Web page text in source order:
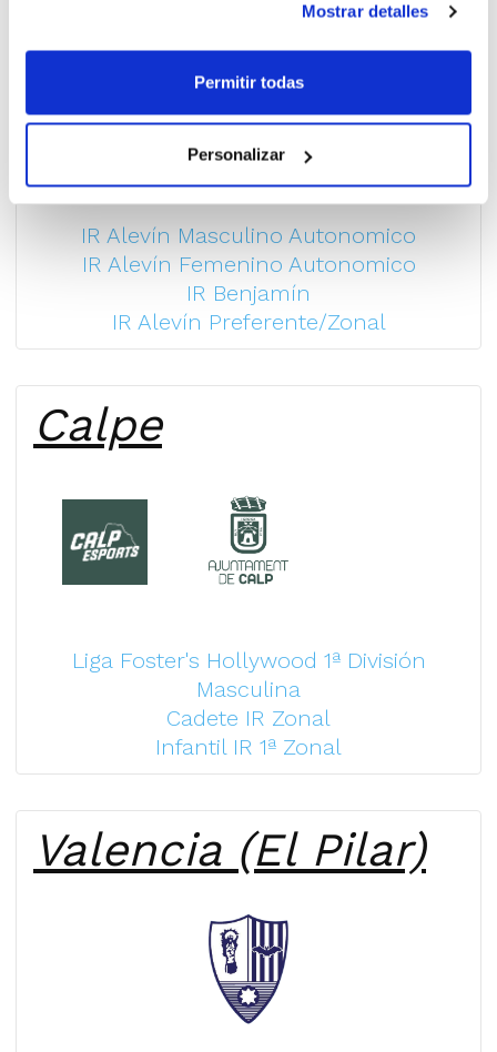
Mostrar detalles
Permitir todas
Personalizar
IR Alevín Masculino Autonomico
IR Alevín Femenino Autonomico
IR Benjamín
IR Alevín Preferente/Zonal
Calpe
Liga Foster's Hollywood 1ª División
Masculina
Cadete IR Zonal
Infantil IR 1ª Zonal
Valencia (El Pilar)